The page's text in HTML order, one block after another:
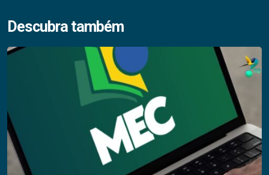
Descubra também